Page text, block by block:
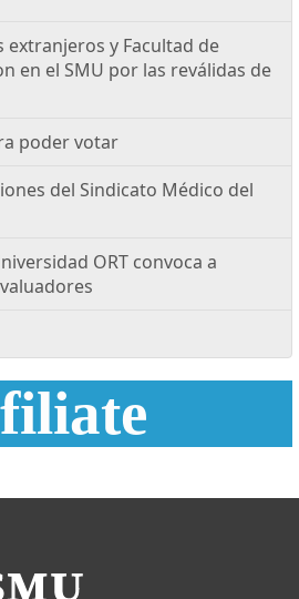
extranjeros y Facultad de
en el SMU por las reválidas de
poder votar
del Sindicato Médico del
ORT convoca a